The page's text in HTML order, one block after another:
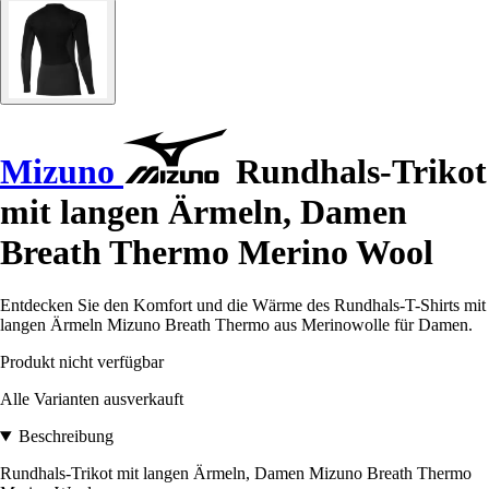
Mizuno
Rundhals-Trikot
mit langen Ärmeln, Damen
Breath Thermo Merino Wool
Entdecken Sie den Komfort und die Wärme des Rundhals-T-Shirts mit
langen Ärmeln Mizuno Breath Thermo aus Merinowolle für Damen.
Produkt nicht verfügbar
Alle Varianten ausverkauft
Beschreibung
Rundhals-Trikot mit langen Ärmeln, Damen Mizuno Breath Thermo